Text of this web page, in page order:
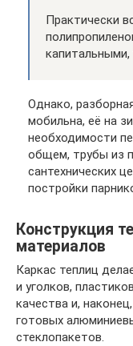
Практически
Однако,
мобильна, её на
необходимости
общем, трубы из
сантехнических
постройки
Конструкция
материалов
Каркас теплиц
и уголков,
качества и,
готовых
стеклопакетов.